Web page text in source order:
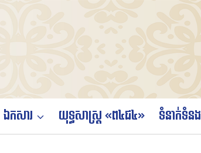
ឯកសារ យុទ្ធសាស្ត្រ «ព៤ជ៤» ទំនាក់ទំនង